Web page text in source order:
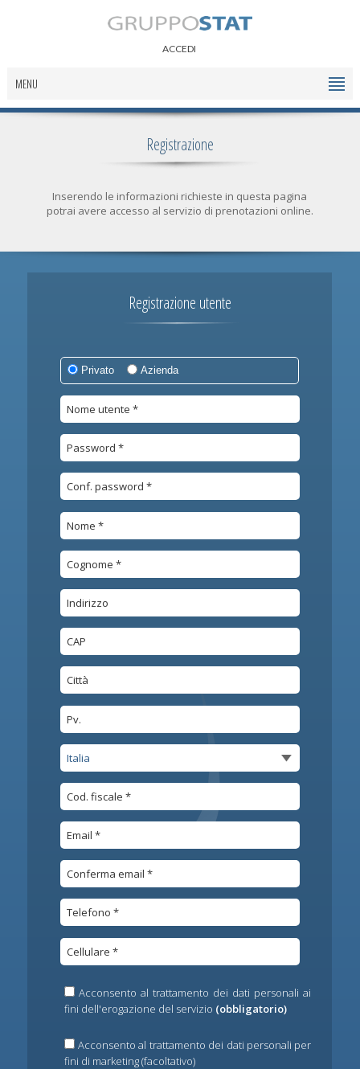
ACCEDI
MENU
Registrazione
Inserendo le informazioni richieste in questa pagina
potrai avere accesso al servizio di prenotazioni online.
Registrazione utente
Privato Azienda
Acconsento al trattamento dei dati personali ai
fini dell'erogazione del servizio (obbligatorio)
Acconsento al trattamento dei dati personali per
fini di marketing (facoltativo)